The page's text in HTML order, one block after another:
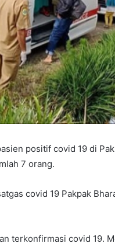
positif covid 19 di
7 orang.
covid 19 Pakpak
terkonfirmasi covid 19.